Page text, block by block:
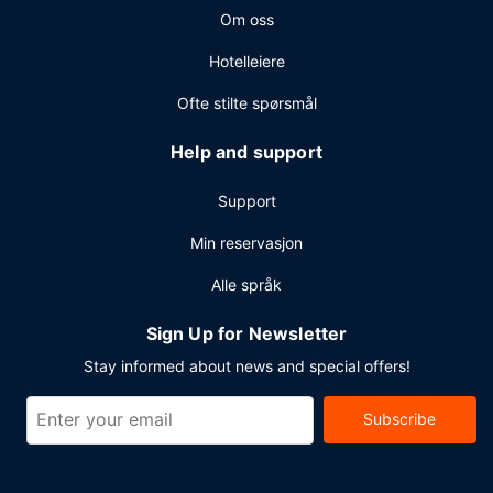
Om oss
Hotelleiere
Ofte stilte spørsmål
Help and support
Support
Min reservasjon
Alle språk
Sign Up for Newsletter
Stay informed about news and special offers!
Subscribe